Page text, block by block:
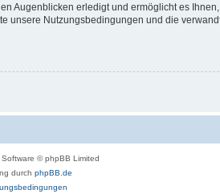
Augenblicken erledigt und ermöglicht es
Nutzungsbedingungen und die
© phpBB Limited
durch phpBB.de